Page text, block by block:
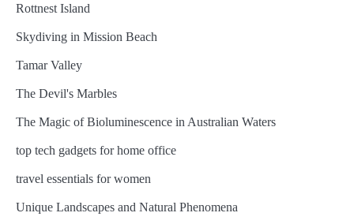
Rottnest Island
Skydiving in Mission Beach
Tamar Valley
The Devil's Marbles
The Magic of Bioluminescence in Australian Waters
top tech gadgets for home office
travel essentials for women
Unique Landscapes and Natural Phenomena